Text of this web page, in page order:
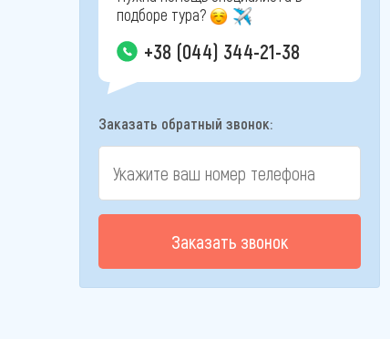
подборе тура?
+38 (044) 344-21-38
Заказать обратный звонок:
Заказать звонок